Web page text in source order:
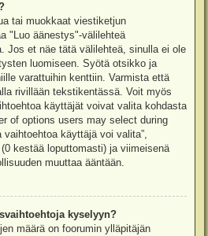
tai muokkaat viestiketjun
"Luo äänestys"-välilehteä
Jos et näe tätä välilehteä, sinulla ei ole
luomiseen. Syötä otsikko ja
varattuihin kenttiin. Varmista että
rivillään tekstikentässä. Voit myös
käyttäjät voivat valita kohdasta
of options users may select during
vaihtoehtoa käyttäjä voi valita”,
kestää loputtomasti) ja viimeisenä
muuttaa ääntään.
kyselyyn?
määrä on foorumin ylläpitäjän